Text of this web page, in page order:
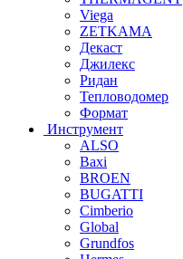
Viega
ZETKAMA
Декаст
Джилекс
Ридан
Тепловодомер
Формат
Инструмент
ALSO
Baxi
BROEN
BUGATTI
Cimberio
Global
Grundfos